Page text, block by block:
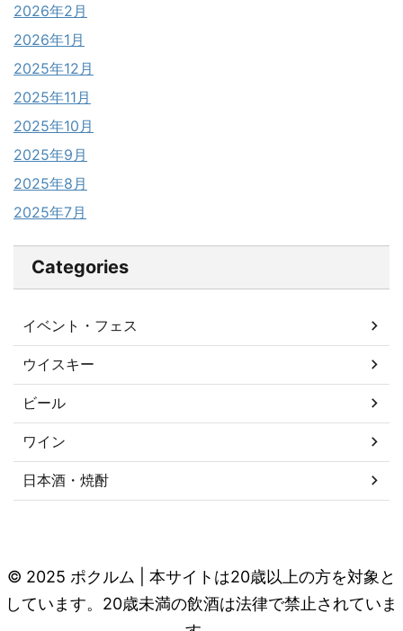
2026年2月
2026年1月
2025年12月
2025年11月
2025年10月
2025年9月
2025年8月
2025年7月
Categories
イベント・フェス
ウイスキー
ビール
ワイン
日本酒・焼酎
© 2025 ポクルム | 本サイトは20歳以上の方を対象と
しています。20歳未満の飲酒は法律で禁止されていま